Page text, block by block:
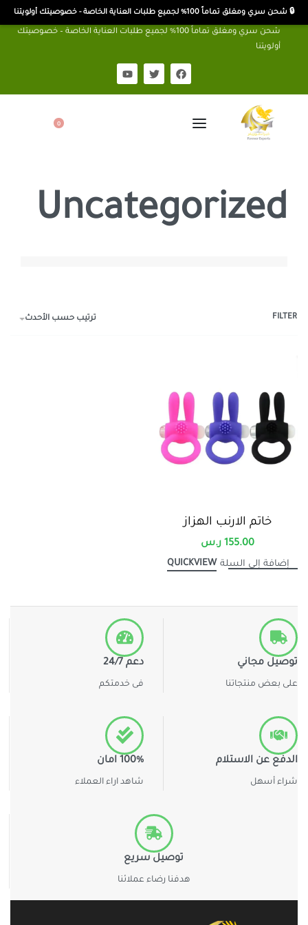
🔒 شحن سري ومغلق تماماً 100% لجميع طلبات العناية الخاصة - خصوصيتك أولويتنا
شحن سري ومغلق تماماً 100% لجميع طلبات العناية الخاصة – خصوصيتك
أولويتنا
0
Uncategorized
ترتيب حسب الأحدث FILTER
خاتم الارنب الهزاز
155.00 ر.س
إضافة إلى السلة QUICKVIEW
توصيل مجاني
على بعض منتجاتنا
دعم 24/7
فى خدمتكم
الدفع عن الاستلام
شراء أسهل
100% امان
شاهد اراء العملاء
توصيل سريع
هدفنا رضاء عملائنا